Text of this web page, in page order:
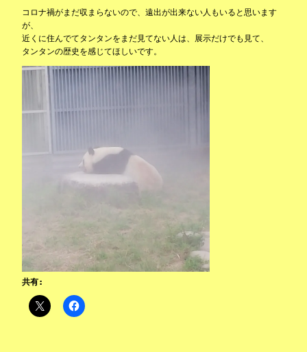
コロナ禍がまだ収まらないので、遠出が出来ない人もいると思います
が、
近くに住んでてタンタンをまだ見てない人は、展示だけでも見て、
タンタンの歴史を感じてほしいです。
共有: